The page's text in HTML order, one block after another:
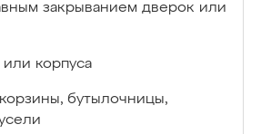
закрыванием дверок или
корпуса
бутылочницы,